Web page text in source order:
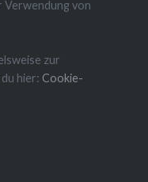
von
zur
hier: Cookie-